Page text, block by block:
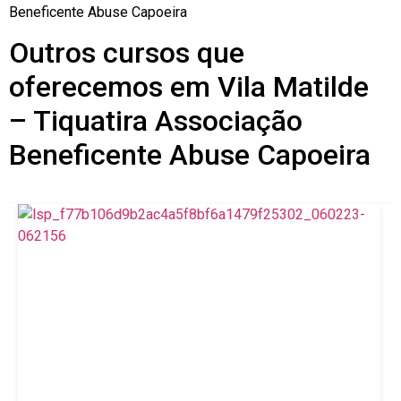
Beneficente Abuse Capoeira
Outros cursos que
oferecemos em Vila Matilde
– Tiquatira Associação
Beneficente Abuse Capoeira